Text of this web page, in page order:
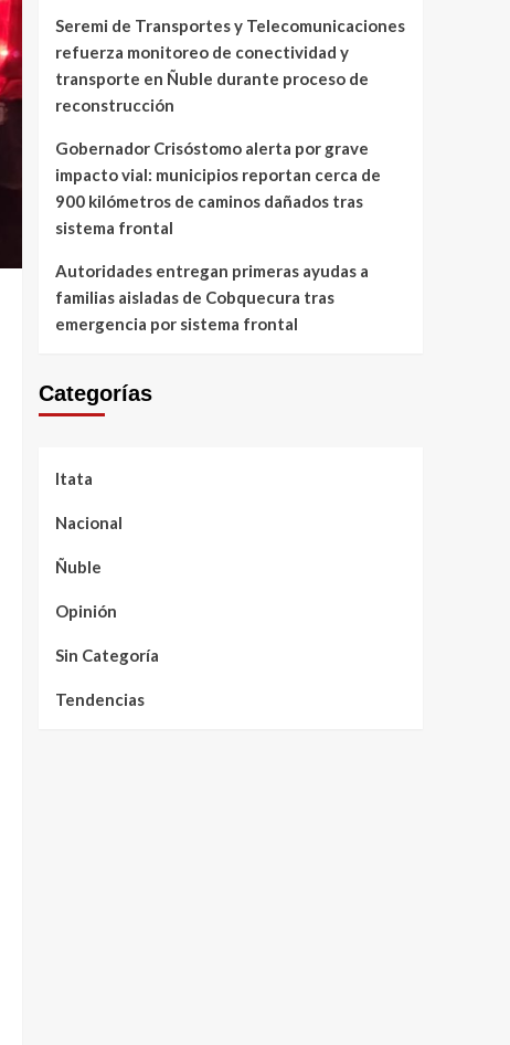
Seremi de Transportes y Telecomunicaciones
refuerza monitoreo de conectividad y
transporte en Ñuble durante proceso de
reconstrucción
Gobernador Crisóstomo alerta por grave
impacto vial: municipios reportan cerca de
900 kilómetros de caminos dañados tras
sistema frontal
Autoridades entregan primeras ayudas a
familias aisladas de Cobquecura tras
emergencia por sistema frontal
Categorías
Itata
Nacional
Ñuble
Opinión
Sin Categoría
Tendencias